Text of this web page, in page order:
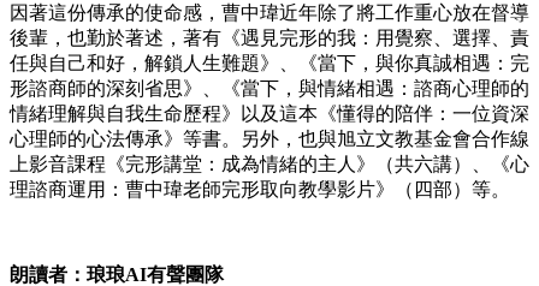
因著這份傳承的使命感，曹中瑋近年除了將工作重心放在督導
後輩，也勤於著述，著有《遇見完形的我：用覺察、選擇、責
任與自己和好，解鎖人生難題》、《當下，與你真誠相遇：完
形諮商師的深刻省思》、《當下，與情緒相遇：諮商心理師的
情緒理解與自我生命歷程》以及這本《懂得的陪伴：一位資深
心理師的心法傳承》等書。另外，也與旭立文教基金會合作線
上影音課程《完形講堂：成為情緒的主人》（共六講）、《心
理諮商運用：曹中瑋老師完形取向教學影片》（四部）等。
朗讀者：琅琅AI有聲團隊